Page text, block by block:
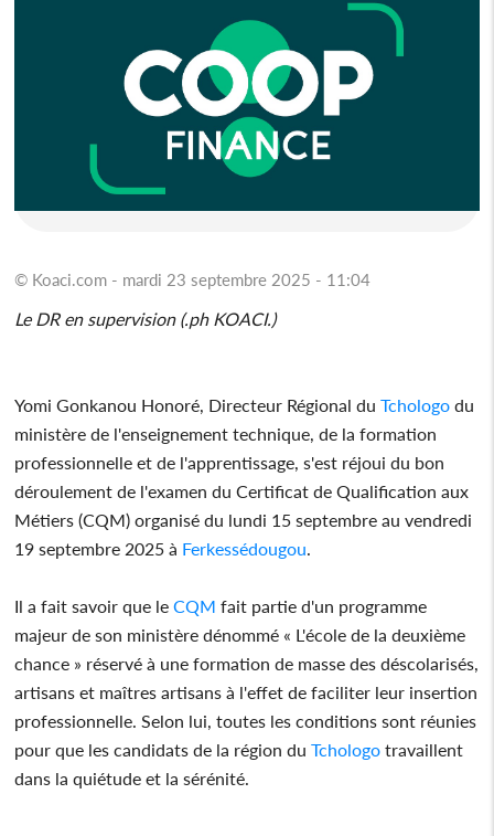
© Koaci.com - mardi 23 septembre 2025 - 11:04
Le DR en supervision (.ph KOACI.)
Yomi Gonkanou Honoré, Directeur Régional duTchologo du
ministère de l'enseignement technique, de la formation
professionnelle et de l'apprentissage, s'est réjoui du bon
déroulement de l'examen du Certificat de Qualification aux
Métiers (CQM) organisé du lundi 15 septembre au vendredi
19 septembre 2025 à Ferkessédougou
Il a fait savoir que le CQM fait partie d'un programme
majeur de son ministère dénommé « L'école de la deuxième
chance » réservé à une formation de masse des déscolarisés,
artisans et maîtres artisans à l'effet de faciliter leur insertion
professionnelle. Selon lui, toutes les conditions sont réunies
pour que les candidats de la région duTchologo travaillent
dans la quiétude et la sérénité.